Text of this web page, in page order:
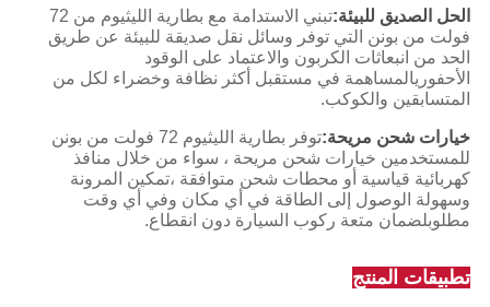
الحل الصديق للبيئة:
تبني الاستدامة مع بطارية الليثيوم من 72
فولت من بونن التي توفر وسائل نقل صديقة للبيئة عن طريق
الحد من انبعاثات الكربون والاعتماد على الوقود
الأحفوريالمساهمة في مستقبل أكثر نظافة وخضراء لكل من
المتسابقين والكوكب.
خيارات شحن مريحة:
توفر بطارية الليثيوم 72 فولت من بونن
للمستخدمين خيارات شحن مريحة ، سواء من خلال منافذ
كهربائية قياسية أو محطات شحن متوافقة ،تمكين المرونة
وسهولة الوصول إلى الطاقة في أي مكان وفي أي وقت
مطلوبلضمان متعة ركوب السيارة دون انقطاع.
تطبيقات المنتج